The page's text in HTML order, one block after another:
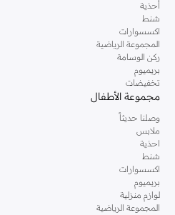
أحذية
شنط
اكسسوارات
المجموعة الرياضية
ركن الوسامة
بريميوم
تخفيضات
مجموعة الأطفال
وصلنا حديثاً
ملابس
احذية
شنط
اكسسوارات
بريميوم
لوازم منزلية
المجموعة الرياضية